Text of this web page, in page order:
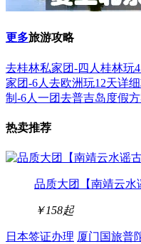
更多旅游攻略
去桂林私家团-四人桂林玩
家团-6人去欧洲玩12天详
制-6人一团去普吉岛度假
热卖推荐
品质大团【南靖云水
￥158起
日本签证办理 厦门国旅普